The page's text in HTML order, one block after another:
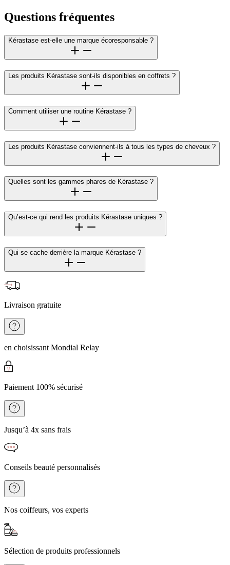
Questions fréquentes
Kérastase est-elle une marque écoresponsable ?
Les produits Kérastase sont-ils disponibles en coffrets ?
Comment utiliser une routine Kérastase ?
Les produits Kérastase conviennent-ils à tous les types de cheveux ?
Quelles sont les gammes phares de Kérastase ?
Qu’est-ce qui rend les produits Kérastase uniques ?
Qui se cache derrière la marque Kérastase ?
Livraison gratuite
en choisissant Mondial Relay
Paiement 100% sécurisé
Jusqu’à 4x sans frais
Conseils beauté personnalisés
Nos coiffeurs, vos experts
Sélection de produits professionnels